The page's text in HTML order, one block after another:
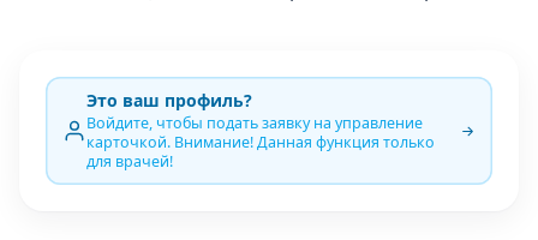
Это ваш профиль?
Войдите, чтобы подать заявку на управление
карточкой. Внимание! Данная функция только
для врачей!